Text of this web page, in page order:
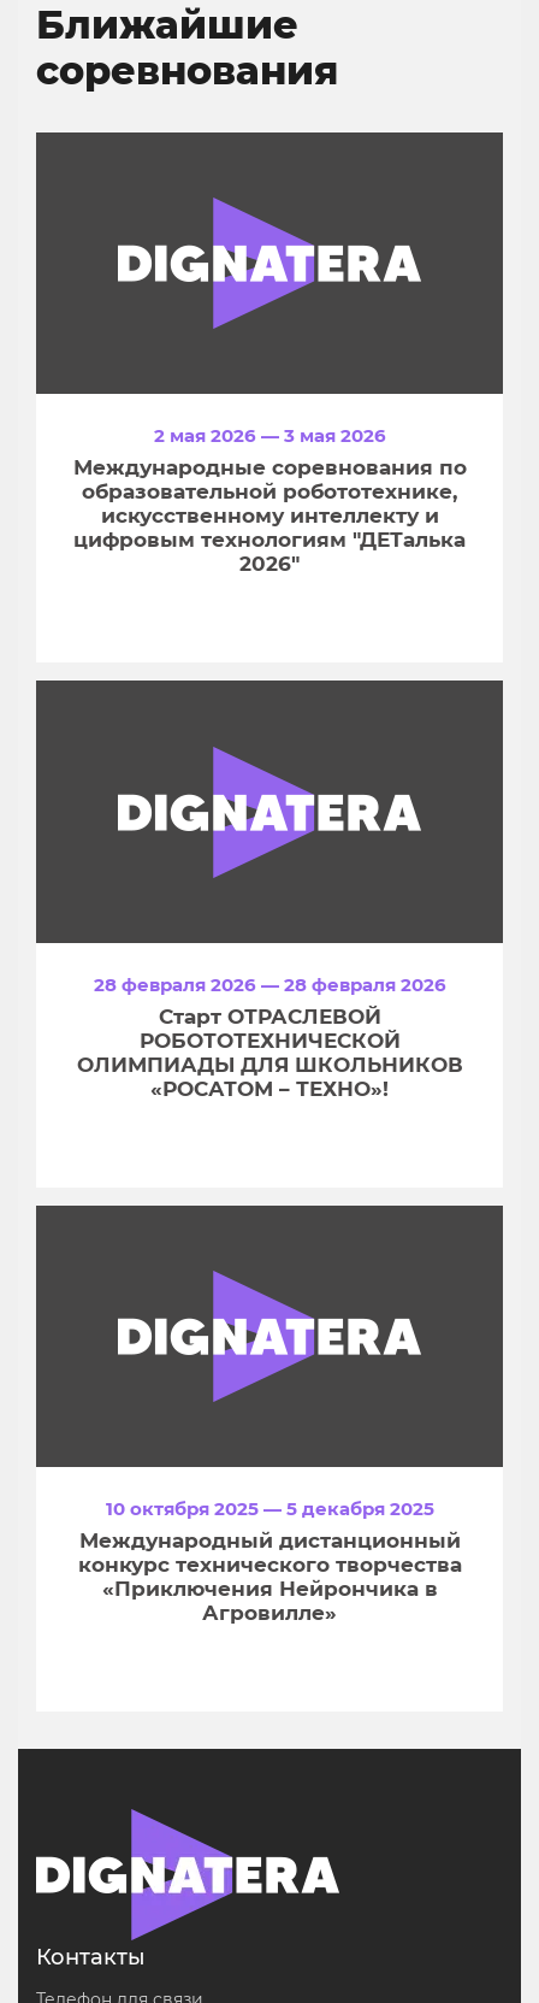
Ближайшие
соревнования
2 мая 2026 — 3 мая 2026
Международные соревнования по
образовательной робототехнике,
искусственному интеллекту и
цифровым технологиям "ДЕТалька
2026"
28 февраля 2026 — 28 февраля 2026
Старт ОТРАСЛЕВОЙ
РОБОТОТЕХНИЧЕСКОЙ
ОЛИМПИАДЫ ДЛЯ ШКОЛЬНИКОВ
«РОСАТОМ – ТЕХНО»!
10 октября 2025 — 5 декабря 2025
Международный дистанционный
конкурс технического творчества
«Приключения Нейрончика в
Агровилле»
Контакты